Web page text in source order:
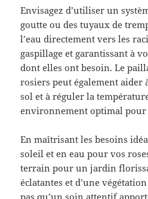
Envisagez d’utiliser un
goutte ou des tuyaux de
l’eau directement vers les
gaspillage et garantissant à
dont elles ont besoin. Le
rosiers peut également aider
sol et à réguler la
environnement optimal pour
En maîtrisant les besoins
soleil et en eau pour vos
terrain pour un jardin
éclatantes et d’une